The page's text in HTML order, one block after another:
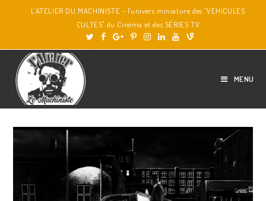
L'ATELIER DU MACHINISTE - l'univers miniature des "VÉHICULES
CULTES" du Cinéma et des SÉRIES TV
MENU